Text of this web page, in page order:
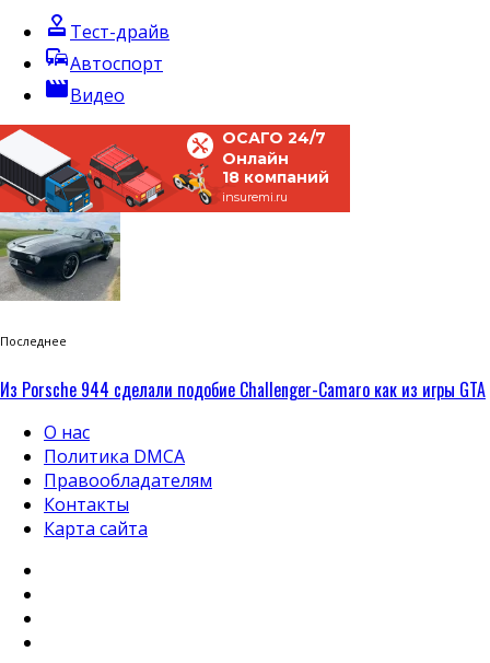
approval Тест-драйв
commuteАвтоспорт
movieВидео
ОСАГО 24/7
Онлайн
18 компаний
insuremi.ru
Последнее
Из Porsche 944 сделали подобие Challenger-Camaro как из игры GTA
О нас
Политика DMCA
Правообладателям
Контакты
Карта сайта